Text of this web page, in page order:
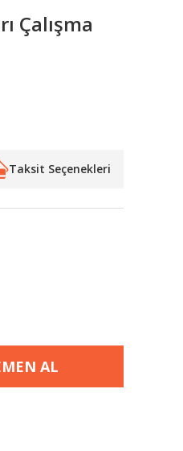
Çalışma
Taksit Seçenekleri
AL